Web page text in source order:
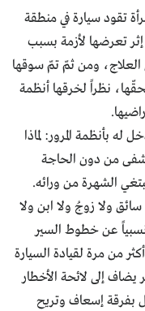
تقود سيارة في منطقة
تعرضها لأزمة بسبب
ومن ثمّ تمّ سوقها
بحقّها، نظراً لخرقها أنظمة
له بأنظمة المرور: لماذا
من دون الحاجة
الشهرة من ورائه.
ولا زوجُ ولا ابن ولا
نسبياً عن خطوط السير
من مرة لقيادة السيارة
إلى لائحة الأخطار
بفرقة إسعاف وتريح